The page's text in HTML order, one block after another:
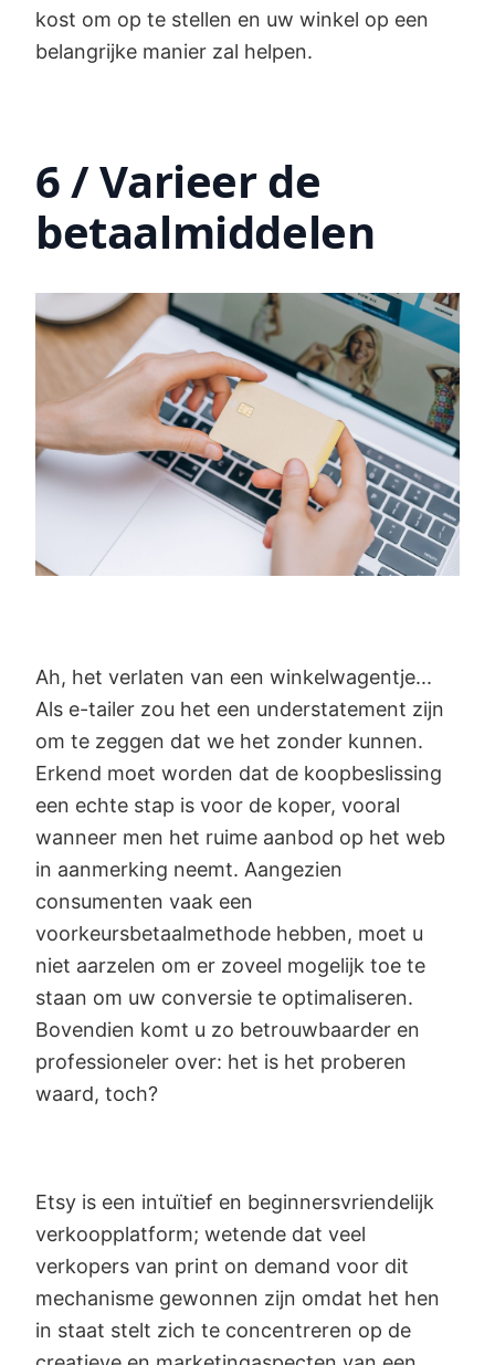
kost om op te stellen en uw winkel op een
belangrijke manier zal helpen.
6 / Varieer de
betaalmiddelen
Ah, het verlaten van een winkelwagentje...
Als e-tailer zou het een understatement zijn
om te zeggen dat we het zonder kunnen.
Erkend moet worden dat de koopbeslissing
een echte stap is voor de koper, vooral
wanneer men het ruime aanbod op het web
in aanmerking neemt. Aangezien
consumenten vaak een
voorkeursbetaalmethode hebben, moet u
niet aarzelen om er zoveel mogelijk toe te
staan om uw conversie te optimaliseren.
Bovendien komt u zo betrouwbaarder en
professioneler over: het is het proberen
waard, toch?
Etsy is een intuïtief en beginnersvriendelijk
verkoopplatform; wetende dat veel
verkopers van print on demand voor dit
mechanisme gewonnen zijn omdat het hen
in staat stelt zich te concentreren op de